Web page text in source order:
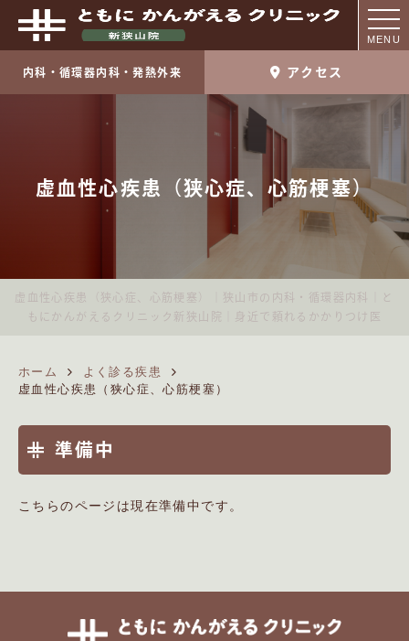
MENU
内科・循環器内科・発熱外来 アクセス
虚血性心疾患（狭心症、心筋梗塞）
虚血性心疾患（狭心症、心筋梗塞）｜狭山市の内科・循環器内科｜と
もにかんがえるクリニック新狭山院｜身近で頼れるかかりつけ医
ホーム
よく診る疾患
虚血性心疾患（狭心症、心筋梗塞）
準備中
こちらのページは現在準備中です。